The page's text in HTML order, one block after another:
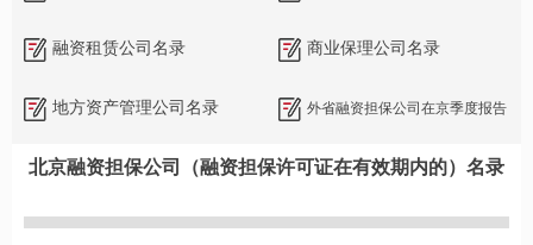
融资租赁公司名录 商业保理公司名录
地方资产管理公司名录 外省融资担保公司在京季度报告
北京融资担保公司（融资担保许可证在有效期内的）名录